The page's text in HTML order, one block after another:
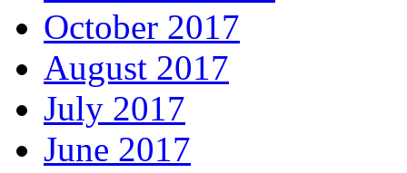
October 2017
August 2017
July 2017
June 2017